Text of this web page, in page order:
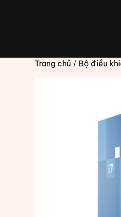
Trang chủ / Bộ điều